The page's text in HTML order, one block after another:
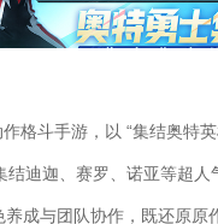
格斗手游，以 “集结奥特
迪迦、赛罗、诺亚等超人
成与团队协作，既还原原